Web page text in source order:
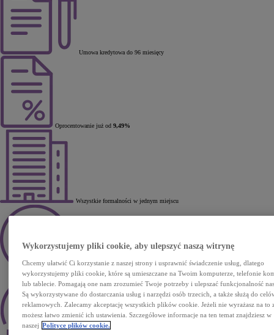
Umowa kredytowa do 96 miesięcy
Oprocentowanie już od 9,49%
Wszystkie formalności w jednym miejscu
Decyzja kredytowa w ciągu godziny
Wykorzystujemy pliki cookie, aby ulepszyć naszą witrynę
Chcemy ułatwić Ci korzystanie z naszej strony i usprawnić świadczenie usług, dlatego
wykorzystujemy pliki cookie, które są umieszczane na Twoim komputerze, telefonie
lub tablecie. Pomagają one nam zrozumieć Twoje potrzeby i ulepszać funkcjonalność
Są wykorzystywane do dostarczania usług i narzędzi osób trzecich, a także służą do
reklamowych. Zalecamy akceptację wszystkich plików cookie. Jeżeli nie wyrażasz na to
możesz łatwo zmienić ich ustawienia. Szczegółowe informacje na ten temat znajdziesz w
naszej Polityce plików cookie.